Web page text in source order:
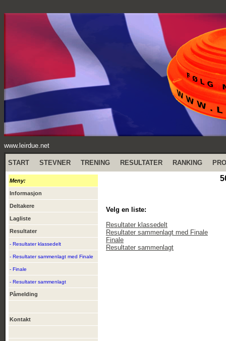
www.leirdue.net
START STEVNER TRENING RESULTATER RANKING
Meny:
Informasjon
Deltakere
Lagliste
Resultater
- Resultater klassedelt
- Resultater sammenlagt med Finale
- Finale
- Resultater sammenlagt
Påmelding
Kontakt
Velg en liste:
Resultater klassedelt
Resultater sammenlagt med Finale
Finale
Resultater sammenlagt